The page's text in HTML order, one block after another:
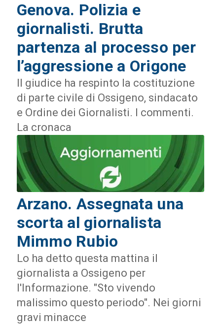
Genova. Polizia e
giornalisti. Brutta
partenza al processo per
l’aggressione a Origone
Il giudice ha respinto la costituzione
di parte civile di Ossigeno, sindacato
e Ordine dei Giornalisti. I commenti.
La cronaca
Arzano. Assegnata una
scorta al giornalista
Mimmo Rubio
Lo ha detto questa mattina il
giornalista a Ossigeno per
l'Informazione. "Sto vivendo
malissimo questo periodo". Nei giorni
gravi minacce